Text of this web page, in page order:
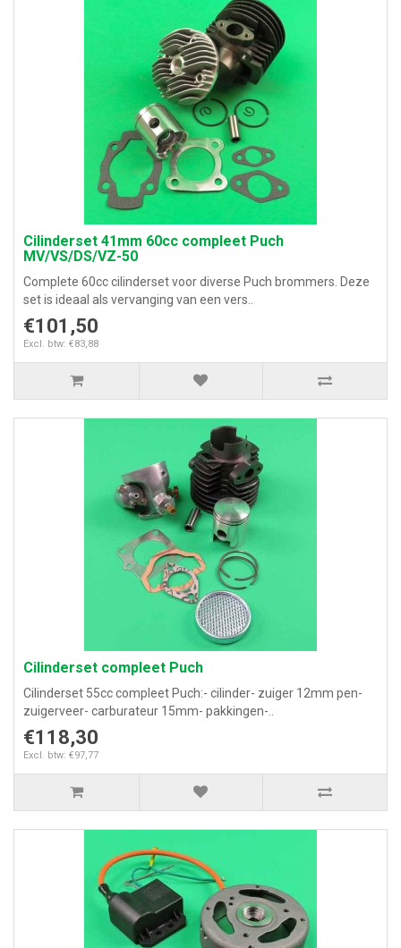
Cilinderset 41mm 60cc compleet Puch
MV/VS/DS/VZ-50
Complete 60cc cilinderset voor diverse Puch brommers. Deze
set is ideaal als vervanging van een vers..
€101,50
Excl. btw: €83,88
Cilinderset compleet Puch
Cilinderset 55cc compleet Puch:- cilinder- zuiger 12mm pen-
zuigerveer- carburateur 15mm- pakkingen-..
€118,30
Excl. btw: €97,77